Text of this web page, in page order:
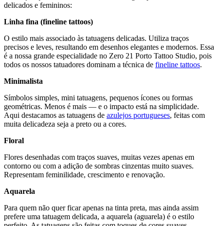
delicados e femininos:
Linha fina (fineline tattoos)
O estilo mais associado às tatuagens delicadas. Utiliza traços
precisos e leves, resultando em desenhos elegantes e modernos. Essa
é a nossa grande especialidade no Zero 21 Porto Tattoo Studio, pois
todos os nossos tatuadores dominam a técnica de fineline tattoos.
Minimalista
Símbolos simples, mini tatuagens, pequenos ícones ou formas
geométricas. Menos é mais — e o impacto está na simplicidade.
Aqui destacamos as tatuagens de azulejos portugueses, feitas com
muita delicadeza seja a preto ou a cores.
Floral
Flores desenhadas com traços suaves, muitas vezes apenas em
contorno ou com a adição de sombras cinzentas muito suaves.
Representam feminilidade, crescimento e renovação.
Aquarela
Para quem não quer ficar apenas na tinta preta, mas ainda assim
prefere uma tatuagem delicada, a aquarela (aguarela) é o estilo